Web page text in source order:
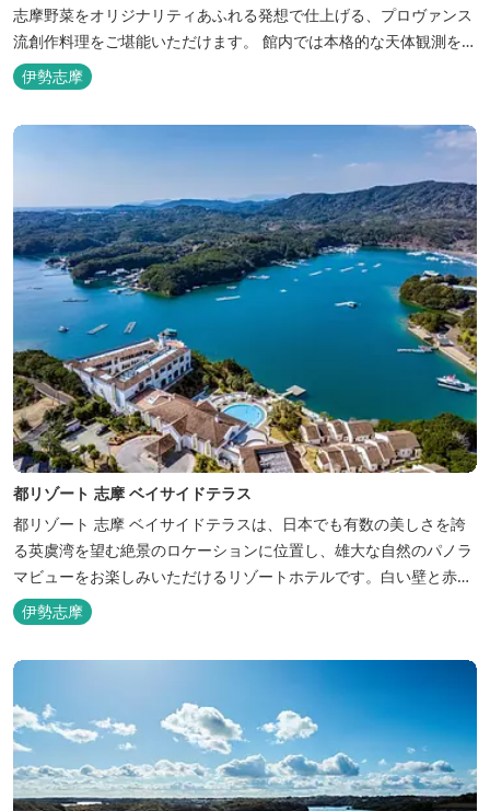
志摩野菜をオリジナリティあふれる発想で仕上げる、プロヴァンス
流創作料理をご堪能いただけます。 館内では本格的な天体観測を日
数限定で開催。伊勢志摩の美しい星空を星空コンシェルジュがご案
内いたします。
伊勢志摩
都リゾート 志摩 ベイサイドテラス
都リゾート 志摩 ベイサイドテラスは、日本でも有数の美しさを誇
る英虞湾を望む絶景のロケーションに位置し、雄大な自然のパノラ
マビューをお楽しみいただけるリゾートホテルです。白い壁と赤瓦
の屋根が連なる外観が印象的で、開放的なスパニッシュスタイルを
取り入れた建築美は陽気で自由な寛ぎを感じさせ、まるで異国に足
を踏み入れたと錯覚するほど、どこを歩いても絵になるホテルで
伊勢志摩